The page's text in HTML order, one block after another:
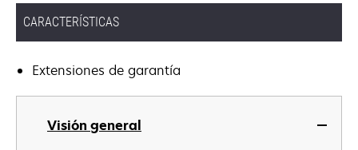
CARACTERÍSTICAS
Extensiones de garantía
Visión general